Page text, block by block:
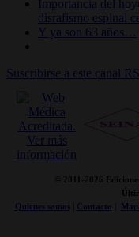
Importancia del
disrafismo espinal
Y ya son 63 años…
Suscribirse a este canal
© 2011- 2026
Quienes somos| Contacto